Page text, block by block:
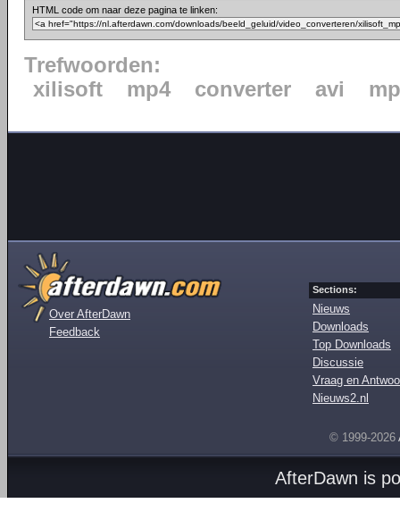
HTML code om naar deze pagina te linken:
Trefwoorden:
xilisoft
mp4 converter avi
Over AfterDawn
Feedback
Sections:
Nieuws
Downloads
Top Downloads
Discussie
Vraag en
Nieuws2.nl
© 1999-2026
AfterDawn is